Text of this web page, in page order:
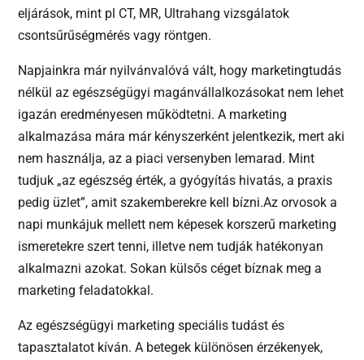
eljárások, mint pl CT, MR, Ultrahang vizsgálatok
csontsűrűségmérés vagy röntgen.
Napjainkra már nyilvánvalóvá vált, hogy marketingtudás
nélkül az egészségügyi magánvállalkozásokat nem lehet
igazán eredményesen működtetni. A marketing
alkalmazása mára már kényszerként jelentkezik, mert aki
nem használja, az a piaci versenyben lemarad. Mint
tudjuk „az egészség érték, a gyógyítás hivatás, a praxis
pedig üzlet”, amit szakemberekre kell bízni.Az orvosok a
napi munkájuk mellett nem képesek korszerű marketing
ismeretekre szert tenni, illetve nem tudják hatékonyan
alkalmazni azokat. Sokan külsős céget bíznak meg a
marketing feladatokkal.
Az egészségügyi marketing speciális tudást és
tapasztalatot kíván. A betegek különösen érzékenyek,